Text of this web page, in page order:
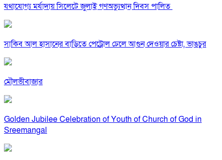
যথাযোগ্য মর্যাদায় সিলেটে জুলাই গণঅভ্যুত্থান দিবস পালিত
সাকিব আল হাসানের বাড়িতে পেট্রোল ঢেলে আগুন দেওয়ার চেষ্টা, ভাঙচুর
মৌলভীবাজার
Golden Jubilee Celebration of Youth of Church of God in
Sreemangal